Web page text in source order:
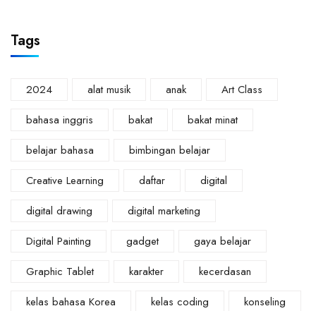
Tags
2024 alat musik anak
Art Class
bahasa inggris
bakat
bakat minat
belajar bahasa
bimbingan belajar
Creative Learning
daftar
digital
digital drawing
digital marketing
Digital Painting
gadget
gaya belajar
Graphic Tablet
karakter
kecerdasan
kelas bahasa Korea
kelas coding
konseling